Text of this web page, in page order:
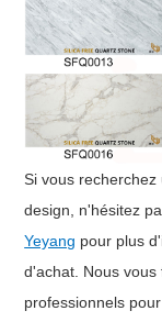
Si vous
design, n'hésitez
Yeyang pour plus
d'achat. Nous
professionnels